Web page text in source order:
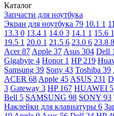
Каталог
Запчасти для ноутбука
Экран для ноутбука 79 10.1 1
13.3 0 13.4 1 14.0 3 14.1 1 15.6
19.5 1 20.0 1 21.5 6 23.0 6 23.8 8
Acer87 Apple 37 Asus 304 Dell
Gigabyte 4 Honor 1 HP 219
Samsung 39 Sony 43 Toshiba 39
ACER 68 Apple 45 ASUS 231
3 Gateway 3 HP 167 HUAWEI 5
Bell 5 SAMSUNG 98 SONY 93
Наклейки для клавиатуры 6